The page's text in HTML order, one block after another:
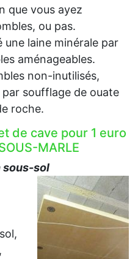
que vous ayez
ou pas.
une laine minérale par
aménageables.
non-inutilisés,
par soufflage de ouate
roche.
de cave pour 1 euro
MARLE
sous-sol